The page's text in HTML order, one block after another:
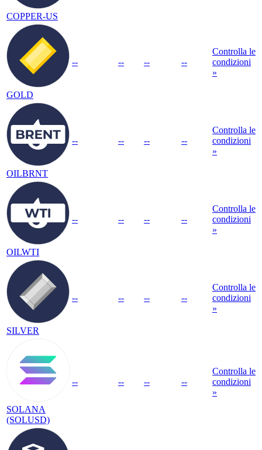
COPPER-US
GOLD
-- -- -- --
Controlla le
condizioni
»
OILBRNT
-- -- -- --
Controlla le
condizioni
»
OILWTI
-- -- -- --
Controlla le
condizioni
»
SILVER
-- -- -- --
Controlla le
condizioni
»
SOLANA
(SOLUSD)
-- -- -- --
Controlla le
condizioni
»